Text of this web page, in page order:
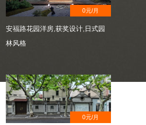
0元/月
安福路花园洋房,获奖设计,日式园
林风格
0元/月